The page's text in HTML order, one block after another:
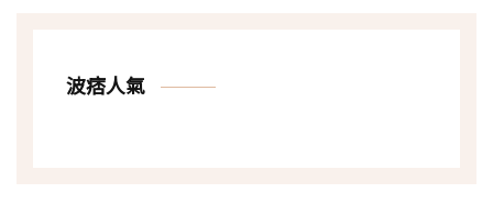
波痞人氣